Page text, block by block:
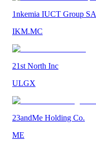
1nkemia IUCT Group SA
IKM.MC
21st North Inc
ULGX
23andMe Holding Co.
ME